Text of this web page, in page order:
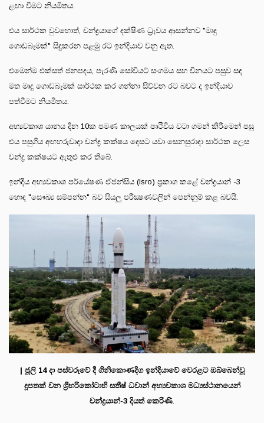
ළඟා වීමට නියමිතය.
එය සාර්ථක වුවහොත්, චන්ද්‍රයාගේ දක්ෂිණ ධ්‍රැවය ආසන්නව "මෘදු
ගොඩබෑමක්" සිදුකරන පළමු රට ඉන්දියාව වනු ඇත.
එමෙන්ම එක්සත් ජනපදය, පැරණි සෝවියට් සංගමය සහ චීනයට පසුව සඳ
මත මෘදු ගොඩබෑමක් සාර්ථක කර ගන්නා සිව්වන රට බවට ද ඉන්දියාව
පත්වීමට නියමිතය.
අභ්‍යවකාශ යානය දින 10ක පමණ කාලයක් පෘථිවිය වටා ගමන් කිරීමෙන් පසු
එය පසුගිය අඟහරුවාදා චන්ද්‍ර කක්ෂය දෙසට යවා සෙනසුරාදා සාර්ථක ලෙස
චන්ද්‍ර කක්ෂයට ඇතුළු කර තිබේ.
ඉන්දීය අභ්‍යවකාශ පර්යේෂණ ඒජන්සිය (Isro) ප්‍රකාශ කළේ චන්ද්‍රයාන් -3
හොඳ "සෞඛ්‍ය සම්පන්න" බව සියලු පරීක්‍ෂණවලින් පෙන්නුම් කළ බවයි.
| ජූලි 14 දා පස්වරුවේ දී ගිනිකොණදිග ඉන්දියාවේ වෙරළට ඔබ්බෙන්වූ
දූපතක් වන ශ්‍රීහරිකෝටාහි සතීෂ් ධවාන් අභ්‍යවකාශ මධ්‍යස්ථානයෙන්
චන්ද්‍රයාන්-3 දියත් කෙරිණි